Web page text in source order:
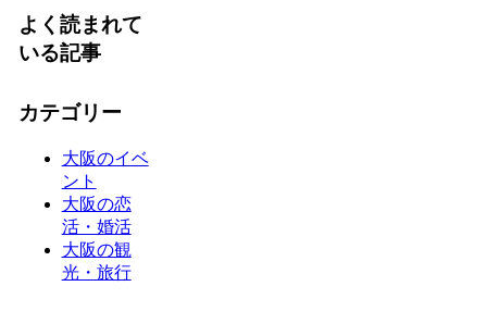
よく読まれて
いる記事
カテゴリー
大阪のイベ
ント
大阪の恋
活・婚活
大阪の観
光・旅行